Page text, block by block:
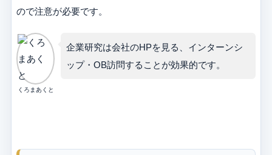
ので注意が必要です。
くろまあくと
企業研究は会社のHPを見る、インターンシ
ップ・OB訪問することが効果的です。